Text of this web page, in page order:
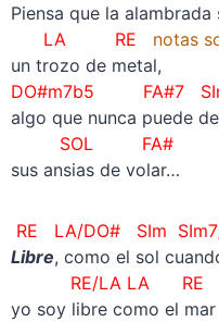
Piensa que la alambrada
LA RE
notas
un trozo de metal,
DO#m7b5 FA#7
algo que nunca puede
SOL FA#
sus ansias de volar…
RE LA/DO# SIm
Libre, como el sol
RE/LA LA RE
yo soy libre como el mar